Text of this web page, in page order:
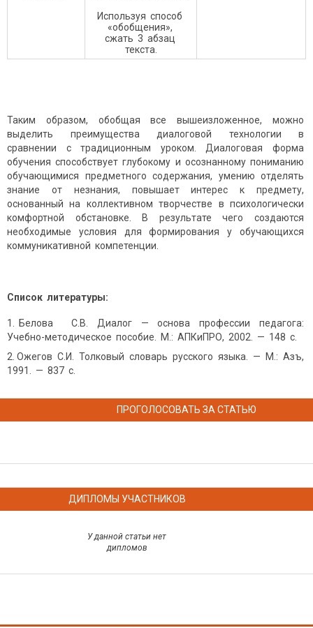
Используя способ
«обобщения»,
сжать 3 абзац
текста.
Таким образом, обобщая все вышеизложенное, можно
выделить преимущества диалоговой технологии в
сравнении с традиционным уроком. Диалоговая форма
обучения способствует глубокому и осознанному пониманию
обучающимися предметного содержания, умению отделять
знание от незнания, повышает интерес к предмету,
основанный на коллективном творчестве в психологически
комфортной обстановке. В результате чего создаются
необходимые условия для формирования у обучающихся
коммуникативной компетенции.
Список литературы:
Белова С.В. Диалог — основа профессии педагога:
Учебно-методическое пособие. М.: АПКиПРО, 2002. — 148 с.
Ожегов С.И. Толковый словарь русского языка. — М.: Азъ,
1991. — 837 с.
ПРОГОЛОСОВАТЬ ЗА СТАТЬЮ
ДИПЛОМЫ УЧАСТНИКОВ
У данной статьи нет
дипломов